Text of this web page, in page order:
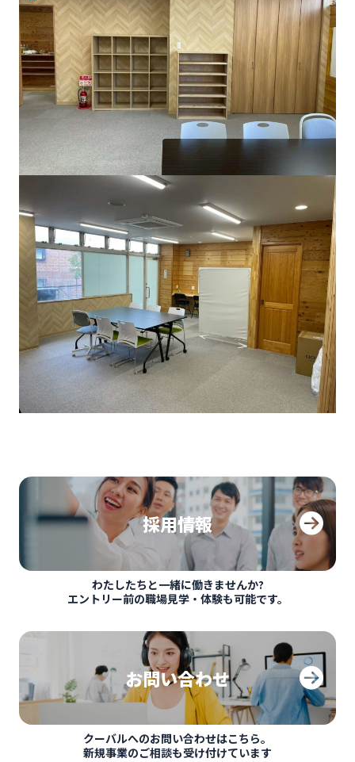
採用情報
わたしたちと一緒に働きませんか?
エントリー前の職場見学・体験も可能です。
お問い合わせ
クーバルへのお問い合わせはこちら。
新規事業のご相談も受け付けています